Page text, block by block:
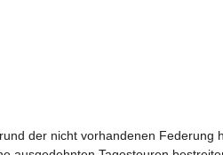
der nicht vorhandenen Federung